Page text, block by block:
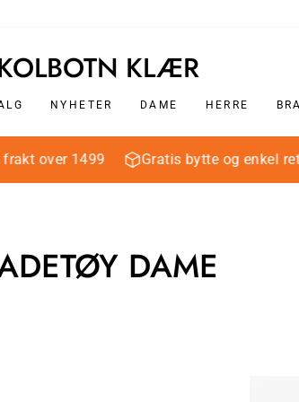
KLÆR
NYHETER DAME HERRE
over 1499 Gratis bytte og enkel retur
DAME